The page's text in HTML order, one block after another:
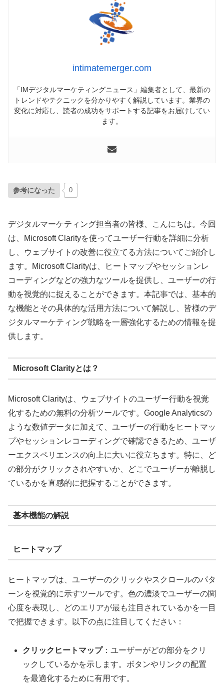
intimatemerger.com
「IMデジタルマーケティングニュース」編集者として、最新の
トレンドやテクニックを分かりやすく解説しています。業界の
変化に対応し、読者の成功をサポートする記事をお届けしてい
ます。
参考になった 0
デジタルマーケティング担当者の皆様、こんにちは。今回
は、Microsoft Clarityを使ってユーザー行動を詳細に分析
し、ウェブサイトの改善に役立てる方法についてご紹介し
ます。Microsoft Clarityは、ヒートマップやセッションレ
コーディングなどの強力なツールを提供し、ユーザーの行
動を視覚的に捉えることができます。本記事では、基本的
な機能とその具体的な活用方法について解説し、皆様のデ
ジタルマーケティング戦略を一層強化するための情報を提
供します。
Microsoft Clarityとは？
Microsoft Clarityは、ウェブサイトのユーザー行動を視覚
化するための無料の分析ツールです。Google Analyticsの
ような数値データに加えて、ユーザーの行動をヒートマッ
プやセッションレコーディングで確認できるため、ユーザ
ーエクスペリエンスの向上に大いに役立ちます。特に、ど
の部分がクリックされやすいか、どこでユーザーが離脱し
ているかを直感的に把握することができます。
基本機能の解説
ヒートマップ
ヒートマップは、ユーザーのクリックやスクロールのパタ
ーンを視覚的に示すツールです。色の濃淡でユーザーの関
心度を表現し、どのエリアが最も注目されているかを一目
で把握できます。以下の点に注目してください：
クリックヒートマップ：ユーザーがどの部分をクリ
ックしているかを示します。ボタンやリンクの配置
を最適化するために有用です。